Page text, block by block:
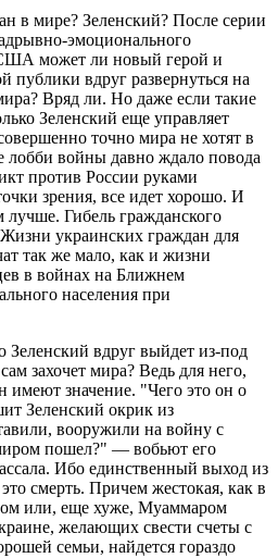
в мире? Зеленский? После серии
эмоционального
может ли новый герой и
вдруг развернуться на
Вряд ли. Но даже если такие
Зеленский еще управляет
точно мира не хотят в
лобби войны давно ждало повода
против России руками
зрения, все идет хорошо. И
лучше. Гибель гражданского
украинских граждан для
так же мало, как и жизни
в войнах на Ближнем
населения при
Зеленский вдруг выйдет из-под
захочет мира? Ведь для него,
имеют значение. "Чего это он о
Зеленский окрик из
вооружили на войну с
пошел?" — вобьют его
Ибо единственный выход из
смерть. Причем жестокая, как в
или, еще хуже, Муаммаром
желающих свести счеты с
семьи, найдется гораздо